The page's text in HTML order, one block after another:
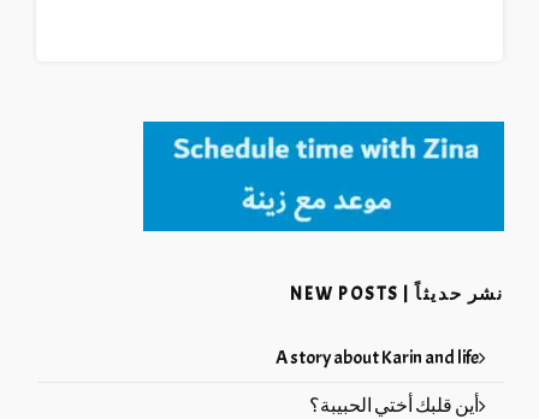
نشر حديثاً | NEW POSTS
A story about Karin and life
أين قلبك أختي الحبيبة؟